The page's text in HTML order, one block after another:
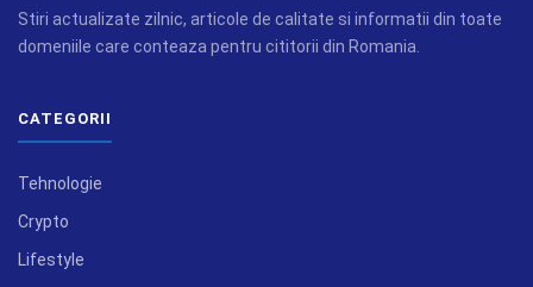
Stiri actualizate zilnic, articole de calitate si informatii din toate
domeniile care conteaza pentru cititorii din Romania.
CATEGORII
Tehnologie
Crypto
Lifestyle